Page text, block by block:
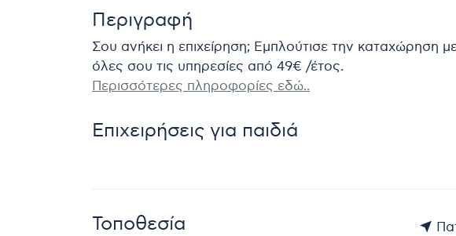
Περιγραφή
Σου ανήκει η επιχείρηση; Εμπλούτισε την καταχώρηση
όλες σου τις υπηρεσίες από 49€ /έτος.
Περισσότερες πληροφορίες εδώ..
Επιχειρήσεις για παιδιά
Τοποθεσία